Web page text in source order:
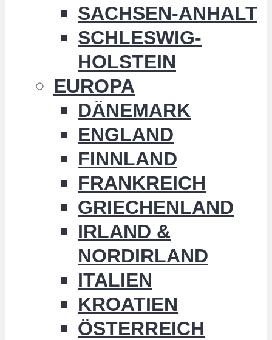
SACHSEN-ANHALT
SCHLESWIG-
HOLSTEIN
EUROPA
DÄNEMARK
ENGLAND
FINNLAND
FRANKREICH
GRIECHENLAND
IRLAND &
NORDIRLAND
ITALIEN
KROATIEN
ÖSTERREICH